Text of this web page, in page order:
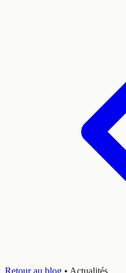
Retour au blog • Actualités